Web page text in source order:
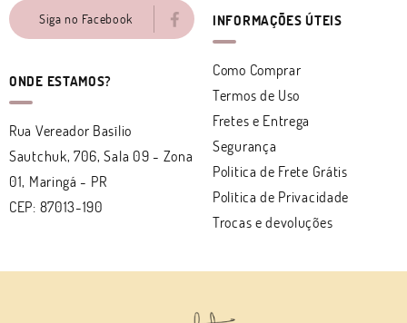
Siga no Facebook
ONDE ESTAMOS?
Rua Vereador Basílio
Sautchuk, 706, Sala 09 - Zona
01, Maringá - PR
CEP: 87013-190
INFORMAÇÕES ÚTEIS
Como Comprar
Termos de Uso
Fretes e Entrega
Segurança
Politica de Frete Grátis
Política de Privacidade
Trocas e devoluções